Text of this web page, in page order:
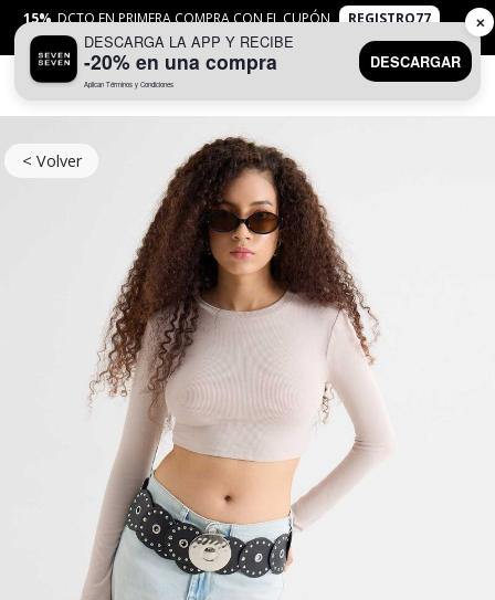
15% DCTO EN PRIMERA COMPRA CON EL CUPÓN
REGISTRO77
APLICANTYC
< Volver
DESCARGA LA APP Y RECIBE
-20% en una compra
Aplican Términos y Condiciones
DESCARGAR
✕